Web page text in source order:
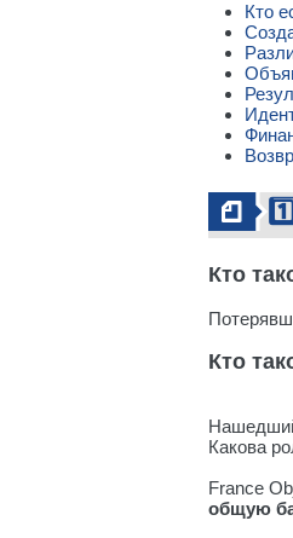
Кто
Кто
Кто
Какова
France
общую